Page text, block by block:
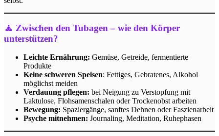
🧘 Zwischen den Tubagen – wie den Körper
unterstützen?
Leichte Ernährung: Gemüse, Getreide, fermentierte
Produkte
Keine schweren Speisen: Fettiges, Gebratenes, Alkohol
möglichst meiden
Verdauung pflegen: bei Neigung zu Verstopfung mit
Laktulose, Flohsamenschalen oder Trockenobst arbeiten
Bewegung: Spaziergänge, sanftes Dehnen oder Faszienarbeit
Psyche mitnehmen: Journaling, Meditation, Ruhephasen